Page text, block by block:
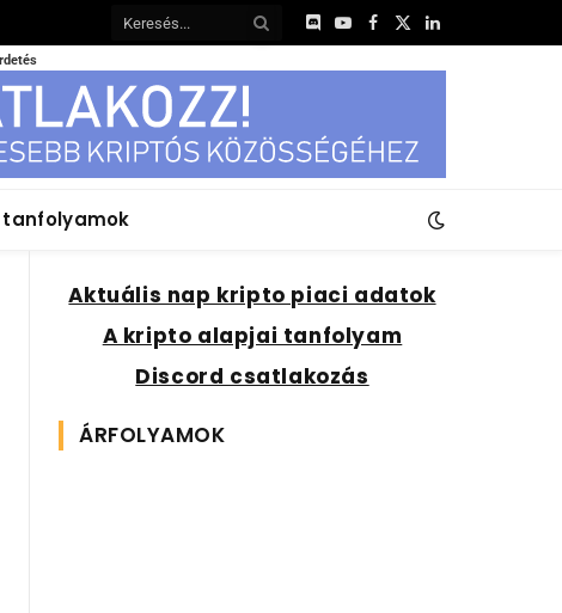
DiscordYouTube
Facebook
X
LinkedIn
Aktuális nap kripto piaci adatok
A kripto alapjai tanfolyam
Discord csatlakozás
ÁRFOLYAMOK